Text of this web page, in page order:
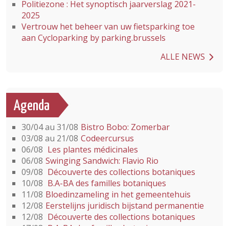
Politiezone : Het synoptisch jaarverslag 2021-
2025
Vertrouw het beheer van uw fietsparking toe
aan Cycloparking by parking.brussels
ALLE NEWS
Agenda
30/04 au 31/08 Bistro Bobo: Zomerbar
03/08 au 21/08 Codeercursus
06/08 Les plantes médicinales
06/08 Swinging Sandwich: Flavio Rio
09/08 Découverte des collections botaniques
10/08 B.A-BA des familles botaniques
11/08 Bloedinzameling in het gemeentehuis
12/08 Eerstelijns juridisch bijstand permanentie
12/08 Découverte des collections botaniques